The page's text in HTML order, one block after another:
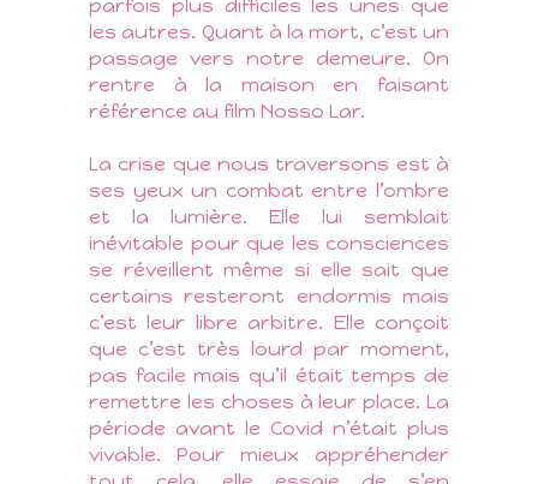
parfois plus difficiles les unes que
les autres. Quant à la mort, c’est un
passage vers notre demeure. On
rentre à la maison en faisant
référence au film Nosso Lar.
La crise que nous traversons est à
ses yeux un combat entre l’ombre
et la lumière. Elle lui semblait
inévitable pour que les consciences
se réveillent même si elle sait que
certains resteront endormis mais
c’est leur libre arbitre. Elle conçoit
que c’est très lourd par moment,
pas facile mais qu’il était temps de
remettre les choses à leur place. La
période avant le Covid n’était plus
vivable. Pour mieux appréhender